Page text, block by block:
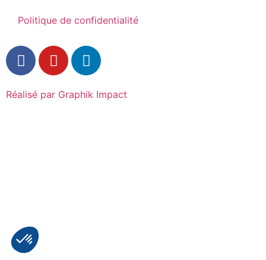
Politique de confidentialité
Réalisé par Graphik Impact